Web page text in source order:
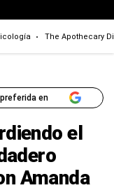
The Apothecary
en
el
Amanda